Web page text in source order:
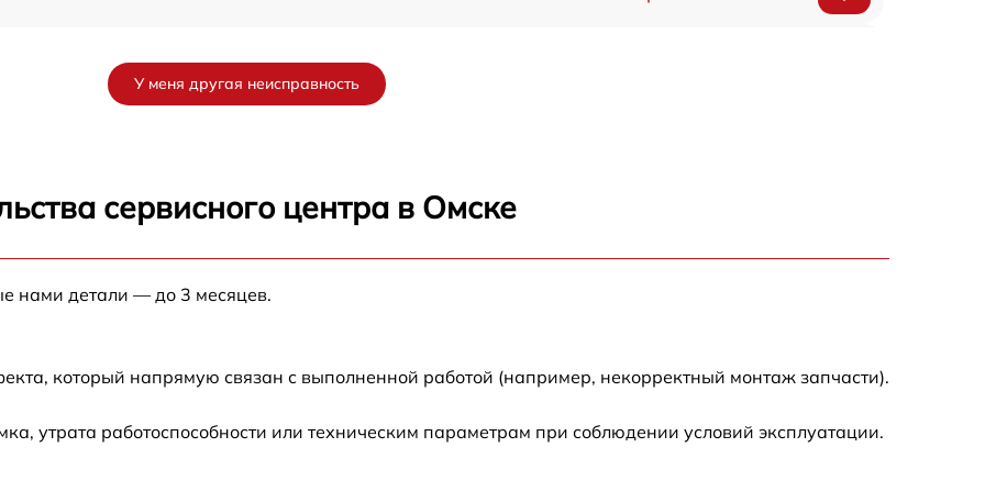
от 60 мин
от 60 мин 590 р
У меня другая неисправность
сервисного центра в Омске
нами детали — до 3 месяцев.
который напрямую связан с выполненной работой (например, некорректный монтаж запчасти).
утрата работоспособности или техническим параметрам при соблюдении условий эксплуатации.